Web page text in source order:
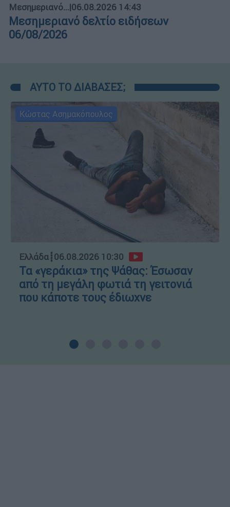
Μεσημεριανό...|06.08.2026 14:43
Μεσημεριανό δελτίο ειδήσεων
06/08/2026
ΑΥΤΟ ΤΟ ΔΙΑΒΑΣΕΣ;
Κώστας Ασημακόπουλος
Ελλάδα┋06.08.2026 10:30
Τα «γεράκια» της Ψάθας: Έσωσαν
από τη μεγάλη φωτιά τη γειτονιά
που κάποτε τους έδιωχνε